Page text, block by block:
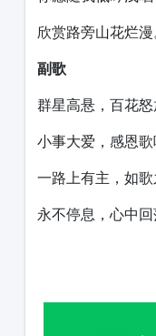
欣赏路旁山花烂漫
副歌
群星高悬，百花怒
小事大爱，感恩歌
一路上有主，如歌
永不停息，心中回